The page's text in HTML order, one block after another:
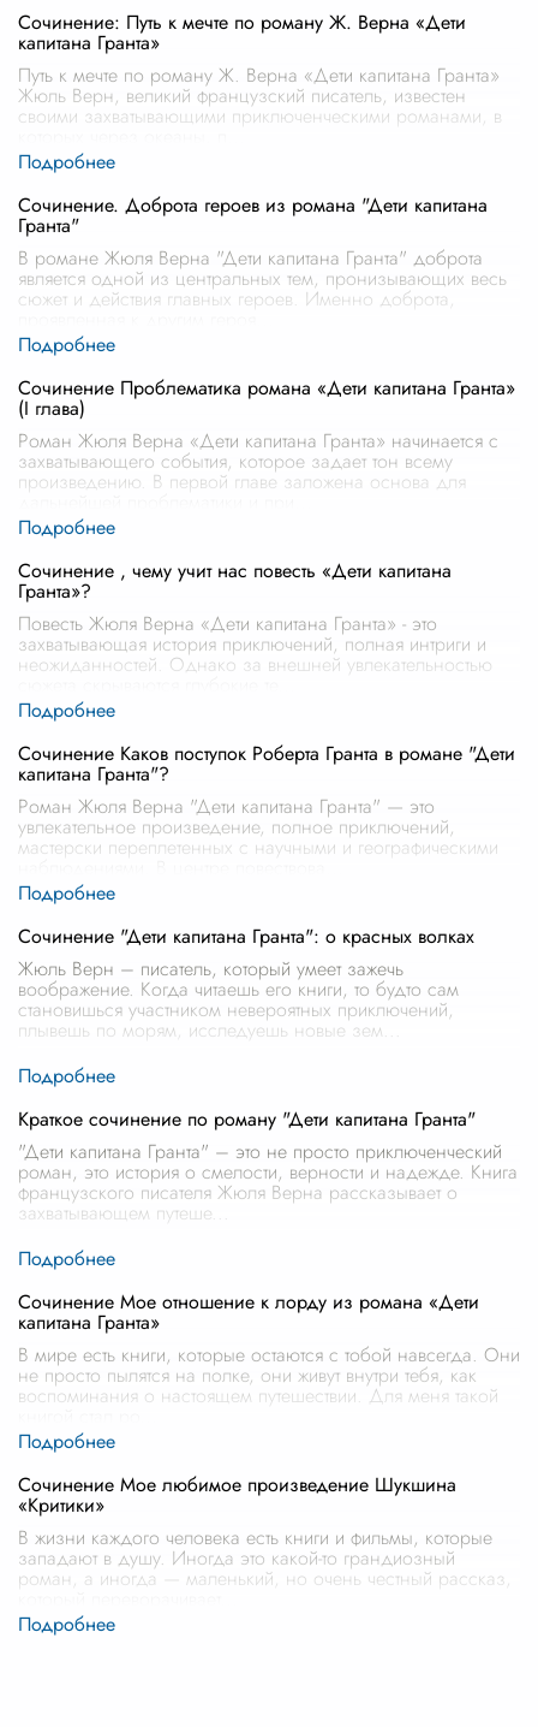
Сочинение: Путь к мечте по роману Ж. Верна «Дети
капитана Гранта»
Путь к мечте по роману Ж. Верна «Дети капитана Гранта»
Жюль Верн, великий французский писатель, известен
своими захватывающими приключенческими романами, в
Сочинение. Доброта героев из романа "Дети капитана
Гранта"
В романе Жюля Верна "Дети капитана Гранта" доброта
является одной из центральных тем, пронизывающих весь
сюжет и действия главных героев. Именно доброта,
Сочинение Проблематика романа «Дети капитана Гранта»
(I глава)
Роман Жюля Верна «Дети капитана Гранта» начинается с
захватывающего события, которое задает тон всему
произведению. В первой главе заложена основа для
Сочинение , чему учит нас повесть «Дети капитана
Гранта»?
Повесть Жюля Верна «Дети капитана Гранта» - это
захватывающая история приключений, полная интриги и
неожиданностей. Однако за внешней увлекательностью
Сочинение Каков поступок Роберта Гранта в романе "Дети
капитана Гранта"?
Роман Жюля Верна "Дети капитана Гранта" — это
увлекательное произведение, полное приключений,
мастерски переплетенных с научными и географическими
Сочинение "Дети капитана Гранта": о красных волках
Жюль Верн – писатель, который умеет зажечь
воображение. Когда читаешь его книги, то будто сам
становишься участником невероятных приключений,
плывешь по морям, исследуешь новые зем
Краткое сочинение по роману "Дети капитана Гранта"
"Дети капитана Гранта" – это не просто приключенческий
роман, это история о смелости, верности и надежде. Книга
французского писателя Жюля Верна рассказывает о
захватывающем путеше
Сочинение Мое отношение к лорду из романа «Дети
капитана Гранта»
В мире есть книги, которые остаются с тобой навсегда. Они
не просто пылятся на полке, они живут внутри тебя, как
воспоминания о настоящем путешествии. Для меня такой
Сочинение Мое любимое произведение Шукшина
«Критики»
В жизни каждого человека есть книги и фильмы, которые
западают в душу. Иногда это какой-то грандиозный
роман, а иногда — маленький, но очень честный рассказ,